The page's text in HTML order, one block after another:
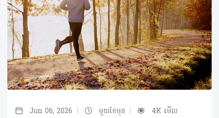
Jun 06, 2026 | មួយខែមុន | 4K មើល